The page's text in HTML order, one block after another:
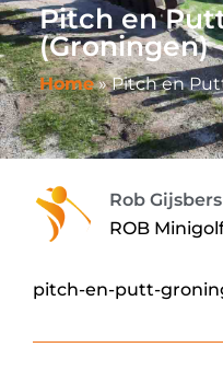
Pitch en
(Groningen)
Home»Pitch en
Rob Gijsbers
ROB
pitch-en-putt-